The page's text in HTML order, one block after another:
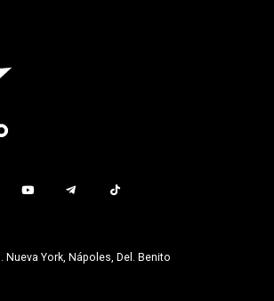
Nueva York, Nápoles, Del. Benito